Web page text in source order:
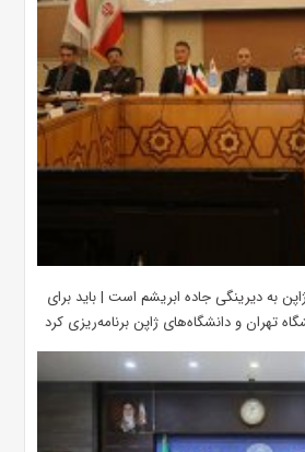
به دیرینگی جاده ابریشم است | باید برای
تهران و دانشگاه‌های ژاپن برنامه‌ریزی کرد